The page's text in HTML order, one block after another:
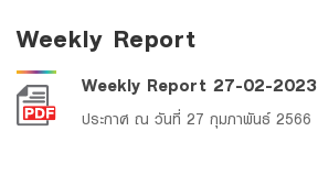
Weekly Report
Weekly Report 27-02-2023
ประกาศ ณ วันที่ 27 กุมภาพันธ์ 2566